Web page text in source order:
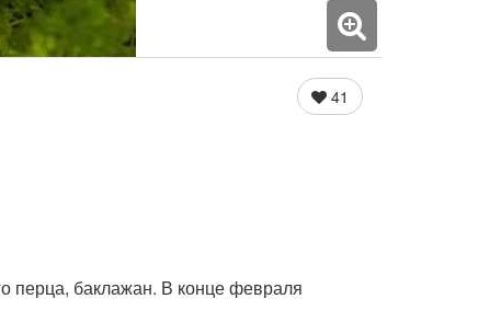
41
перца, баклажан. В конце февраля